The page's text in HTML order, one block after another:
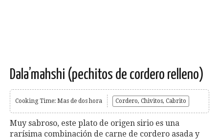
Dala’mahshi (pechitos de cordero relleno)
Cooking Time: Mas de dos hora Cordero, Chivitos, Cabrito
Muy sabroso, este plato de origen sirio es una
rarísima combinación de carne de cordero asada y